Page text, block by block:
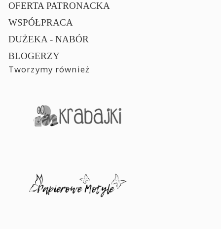
OFERTA PATRONACKA
WSPÓŁPRACA
DUŻEKA - NABÓR
BLOGERZY
Tworzymy również